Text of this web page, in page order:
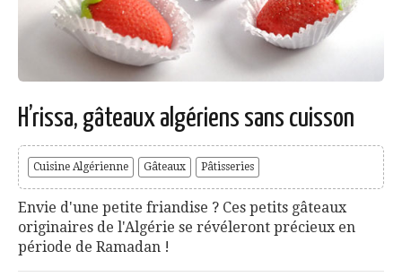
H’rissa, gâteaux algériens sans cuisson
Cuisine Algérienne Gâteaux Pâtisseries
Envie d'une petite friandise ? Ces petits gâteaux
originaires de l'Algérie se révéleront précieux en
période de Ramadan !